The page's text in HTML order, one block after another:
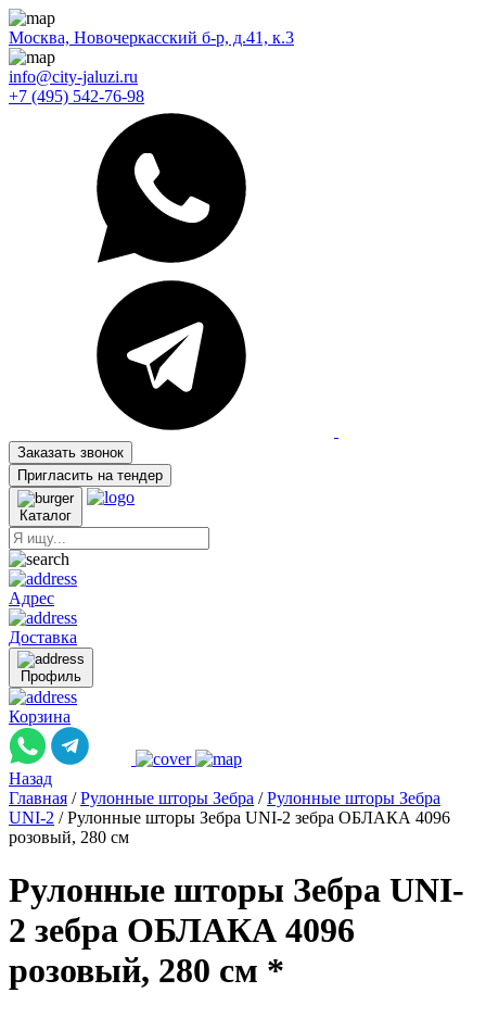
Москва, Новочеркасский б-р, д.41, к.3
info@city-jaluzi.ru
+7 (495) 542-76-98
Заказать звонок
Пригласить на тендер
Каталог
Адрес
Доставка
Профиль
Корзина
Назад
Главная / Рулонные шторы Зебра / Рулонные шторы Зебра
UNI-2 / Рулонные шторы Зебра UNI-2 зебра ОБЛАКА 4096
розовый, 280 см
Рулонные шторы Зебра UNI-
2 зебра ОБЛАКА 4096
розовый, 280 см *